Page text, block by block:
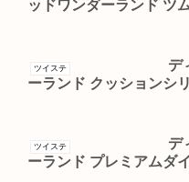
ッドワンダーランド ツ
ツイステ
デ
ーランド クッションシ
ツイステ
デ
ーランド プレミアムダ